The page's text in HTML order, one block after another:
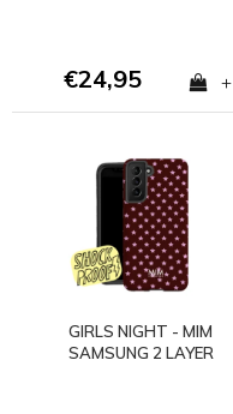
€24,95 +
GIRLS NIGHT - MIM
SAMSUNG 2 LAYER